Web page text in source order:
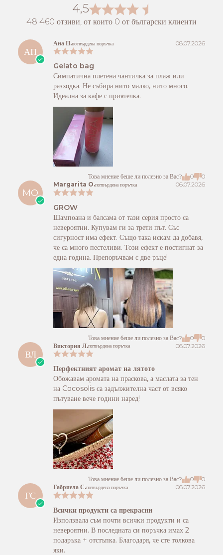
4,5
48 460 отзиви, от които 0 от български клиенти
АП
Ана П.потвърдена поръчка 08.07.2026
Gelato bag
Симпатична плетена чантичка за плаж или
разходка. Не събира нито малко, нито много.
Идеална за кафе с приятелка.
Това мнение беше ли полезно за Вас? 0 0
MO
Margarita O.потвърдена поръчка 06.07.2026
GROW
Шампоана и балсама от тази серия просто са
невероятни. Купувам ги за трети път. Със
сигурност има ефект. Също така искам да добавя,
че са много пестеливи. Този ефект е постигнат за
една година. Препоръчвам с две ръце!
Това мнение беше ли полезно за Вас? 0 0
ВЛ
Виктория Л.потвърдена поръчка 06.07.2026
Перфектният аромат на лятото
Обожавам аромата на праскова, а маслата за тен
на Cocosolis са задължителна част от всяко
пътуване вече години наред!
Това мнение беше ли полезно за Вас? 0 0
ГС
Габриела С.потвърдена поръчка 06.07.2026
Всички продукти са прекрасни
Използвала съм почти всички продукти и са
невероятни. В последната си поръчка имах 2
подаръка + отстъпка. Благодаря, че сте толкова
яки.